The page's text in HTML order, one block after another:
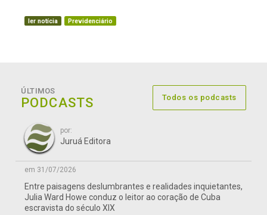
ler notícia Previdenciário
ÚLTIMOS
PODCASTS Todos os podcasts
por:
Juruá Editora
em 31/07/2026
Entre paisagens deslumbrantes e realidades inquietantes,
Julia Ward Howe conduz o leitor ao coração de Cuba
escravista do século XIX